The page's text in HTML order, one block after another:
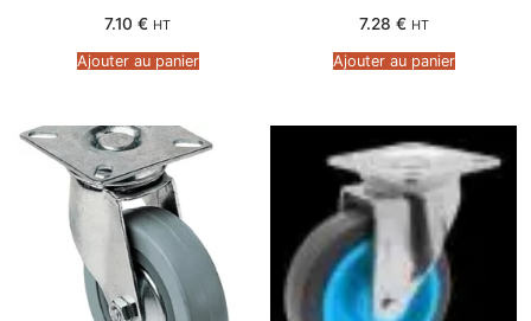
7.10 € HT
Ajouter au panier
7.28 € HT
Ajouter au panier